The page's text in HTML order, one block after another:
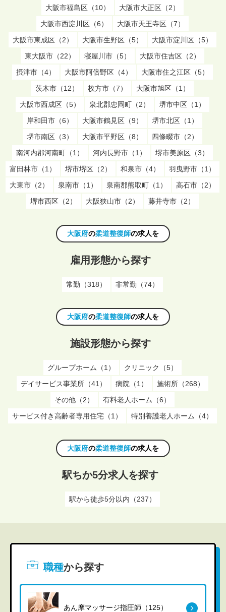
大阪市福島区（10）
大阪市大正区（2）
大阪市西淀川区（6）
大阪市天王寺区（7）
大阪市東成区（2）
大阪市生野区（5）
大阪市淀川区（5）
東大阪市（22）
寝屋川市（5）
大阪市住吉区（2）
摂津市（4）
大阪市阿倍野区（4）
大阪市住之江区（5）
茨木市（12）
枚方市（7）
大阪市旭区（1）
大阪市西成区（5）
泉北郡忠岡町（2）
堺市中区（1）
岸和田市（6）
大阪市鶴見区（9）
堺市北区（1）
堺市南区（3）
大阪市平野区（8）
四條畷市（2）
南河内郡河南町（1）
河内長野市（1）
堺市美原区（3）
富田林市（1）
堺市堺区（2） 和泉市（4）
羽曳野市（1）
大東市（2）
泉南市（1） 泉南郡熊取町（1）
高石市（2）
堺市西区（2）
大阪狭山市（2） 藤井寺市（2）
大阪府の柔道整復師の求人を
雇用形態から探す
常勤（318） 非常勤（74）
大阪府の柔道整復師の求人を
施設形態から探す
グループホーム（1）
クリニック（5）
デイサービス事業所（41）
病院（1）
施術所（268）
その他（2）
有料老人ホーム（6）
サービス付き高齢者専用住宅（1）
特別養護老人ホーム（4）
大阪府の柔道整復師の求人を
駅ちか5分求人を探す
駅から徒歩5分以内（237）
職種から探す
あん摩マッサージ指圧師（125）